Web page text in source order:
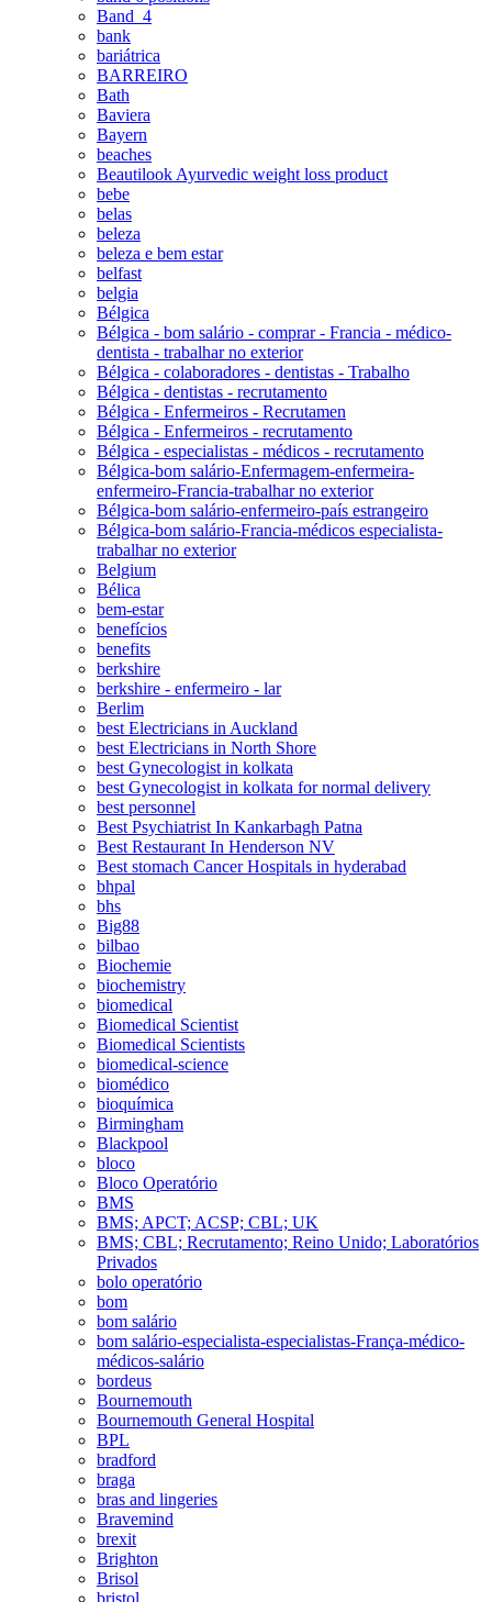
Band_4
bank
bariátrica
BARREIRO
Bath
Baviera
Bayern
beaches
Beautilook Ayurvedic weight loss product
bebe
belas
beleza
beleza e bem estar
belfast
belgia
Bélgica
Bélgica - bom salário - comprar - Francia - médico-
dentista - trabalhar no exterior
Bélgica - colaboradores - dentistas - Trabalho
Bélgica - dentistas - recrutamento
Bélgica - Enfermeiros - Recrutamen
Bélgica - Enfermeiros - recrutamento
Bélgica - especialistas - médicos - recrutamento
Bélgica-bom salário-Enfermagem-enfermeira-
enfermeiro-Francia-trabalhar no exterior
Bélgica-bom salário-enfermeiro-país estrangeiro
Bélgica-bom salário-Francia-médicos especialista-
trabalhar no exterior
Belgium
Bélica
bem-estar
benefícios
benefits
berkshire
berkshire - enfermeiro - lar
Berlim
best Electricians in Auckland
best Electricians in North Shore
best Gynecologist in kolkata
best Gynecologist in kolkata for normal delivery
best personnel
Best Psychiatrist In Kankarbagh Patna
Best Restaurant In Henderson NV
Best stomach Cancer Hospitals in hyderabad
bhpal
bhs
Big88
bilbao
Biochemie
biochemistry
biomedical
Biomedical Scientist
Biomedical Scientists
biomedical-science
biomédico
bioquímica
Birmingham
Blackpool
bloco
Bloco Operatório
BMS
BMS; APCT; ACSP; CBL; UK
BMS; CBL; Recrutamento; Reino Unido; Laboratórios
Privados
bolo operatório
bom
bom salário
bom salário-especialista-especialistas-França-médico-
médicos-salário
bordeus
Bournemouth
Bournemouth General Hospital
BPL
bradford
braga
bras and lingeries
Bravemind
brexit
Brighton
Brisol
bristol